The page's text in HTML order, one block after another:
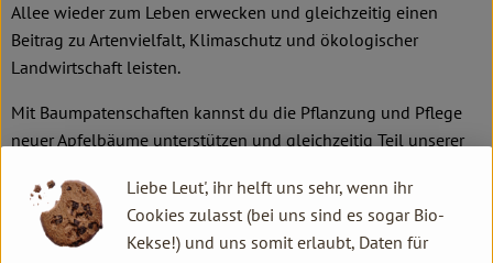
Allee wieder zum Leben erwecken und gleichzeitig einen
Beitrag zu Artenvielfalt, Klimaschutz und ökologischer
Landwirtschaft leisten.
Mit Baumpatenschaften kannst du die Pflanzung und Pflege
neuer Apfelbäume unterstützen und gleichzeitig Teil unserer
kannst du einen Baum oder sogar mehrere gemeinsam mit
anderen übernehmen. Die Erntebeteiligung beginnt ab dem 6.
Standjahr und umfasst frisches Obst, Saft oder Hofgutscheine.
Liebe Leut', ihr helft uns sehr, wenn ihr
Cookies zulasst (bei uns sind es sogar Bio-
Kekse!) und uns somit erlaubt, Daten für